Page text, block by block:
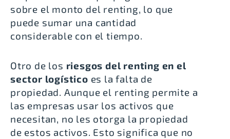
sobre el monto del renting, lo que
puede sumar una cantidad
considerable con el tiempo.
Otro de los riesgos del renting en el
sector logístico es la falta de
propiedad. Aunque el renting permite a
las empresas usar los activos que
necesitan, no les otorga la propiedad
de estos activos. Esto significa que no